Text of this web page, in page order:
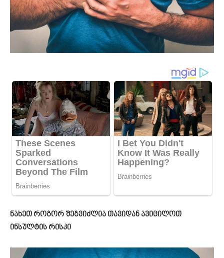
ნახეთ როგორ შეგვიძლია თავიდან ავიცილოთ
ინსულტის რისკი